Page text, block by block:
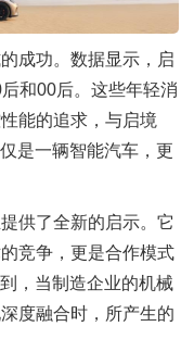
成功。数据显示，启
和00后。这些年轻消
能的追求，与启境
是一辆智能汽车，更
供了全新的启示。它
竞争，更是合作模式
，当制造企业的机械
度融合时，所产生的